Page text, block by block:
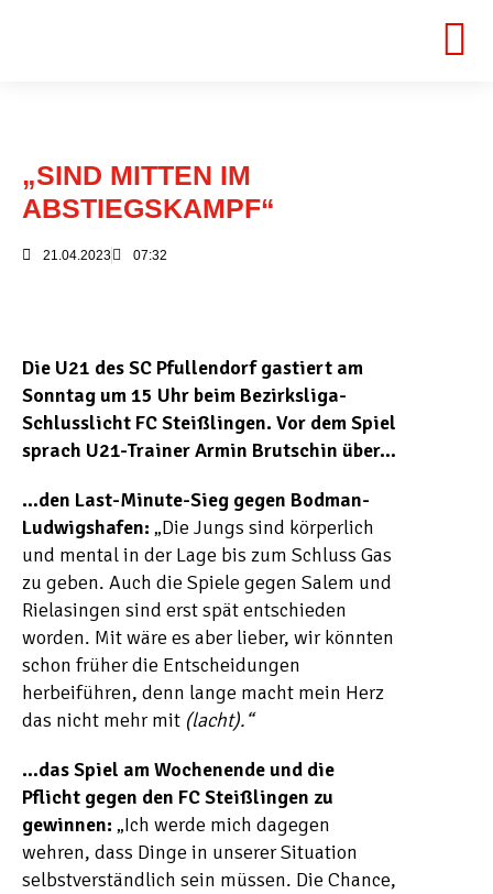
„SIND MITTEN IM
ABSTIEGSKAMPF“
21.04.2023 07:32
Die U21 des SC Pfullendorf gastiert am
Sonntag um 15 Uhr beim Bezirksliga-
Schlusslicht FC Steißlingen. Vor dem Spiel
sprach U21-Trainer Armin Brutschin über…
…den Last-Minute-Sieg gegen Bodman-
Ludwigshafen: „Die Jungs sind körperlich
und mental in der Lage bis zum Schluss Gas
zu geben. Auch die Spiele gegen Salem und
Rielasingen sind erst spät entschieden
worden. Mit wäre es aber lieber, wir könnten
schon früher die Entscheidungen
herbeiführen, denn lange macht mein Herz
das nicht mehr mit (lacht).“
…das Spiel am Wochenende und die
Pflicht gegen den FC Steißlingen zu
gewinnen: „Ich werde mich dagegen
wehren, dass Dinge in unserer Situation
selbstverständlich sein müssen. Die Chance,